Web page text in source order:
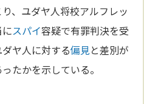
、ユダヤ人将校アルフレッ
スパイ容疑で有罪判決を受
ヤ人に対する偏見と差別が
たかを示している。